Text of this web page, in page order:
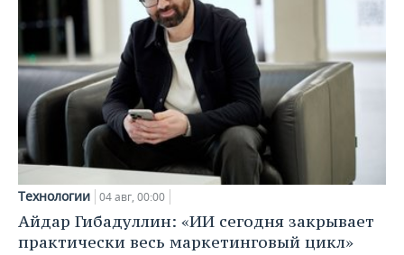
Технологии 04 авг, 00:00
Айдар Гибадуллин: «ИИ сегодня закрывает
практически весь маркетинговый цикл»